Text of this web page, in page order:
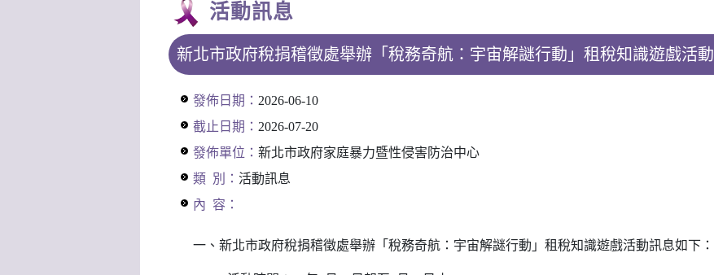
活動訊息
新北市政府稅捐稽徵處舉辦「稅務奇航：宇宙解謎行動」租稅知識遊戲活動
發佈日期： 2026-06-10
截止日期： 2026-07-20
發佈單位： 新北市政府家庭暴力暨性侵害防治中心
類 別： 活動訊息
內 容：
一、新北市政府稅捐稽徵處舉辦「稅務奇航：宇宙解謎行動」租稅知識遊戲活動訊息如下：